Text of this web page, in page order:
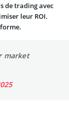
de trading avec
leur ROI.
market